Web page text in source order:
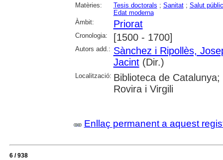
Matèries: Tesis doctorals ; Sanitat; Salut
Edat moderna
Àmbit:
Priorat
Cronologia: [1500 - 1700]
Autors add.: Sànchez i Ripollès,
Jacint(Dir.)
Localització: Biblioteca de
Rovira i Virgili
Enllaç permanent a aquest
6 / 938